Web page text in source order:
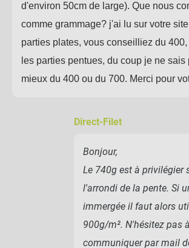
d'environ 50cm de large). Que nous
comme grammage? j'ai lu sur votre
parties plates, vous conseilliez du
les parties pentues, du coup je ne sais
mieux du 400 ou du 700. Merci pour
Direct-Filet
Bonjour,
Le 740g est à privilégier
l'arrondi de la pente. Si
immergée il faut alors
900g/m². N'hésitez pas
communiquer par mail